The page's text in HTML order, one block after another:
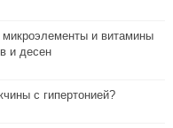
и витамины
и десен
с гипертонией?